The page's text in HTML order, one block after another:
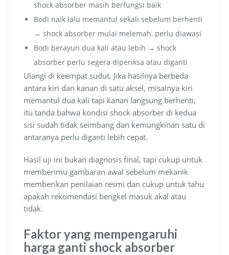
shock absorber masih berfungsi baik
Bodi naik lalu memantul sekali sebelum berhenti
→ shock absorber mulai melemah, perlu diawasi
Bodi berayun dua kali atau lebih → shock
absorber perlu segera diperiksa atau diganti
Ulangi di keempat sudut. Jika hasilnya berbeda
antara kiri dan kanan di satu aksel, misalnya kiri
memantul dua kali tapi kanan langsung berhenti,
itu tanda bahwa kondisi shock absorber di kedua
sisi sudah tidak seimbang dan kemungkinan satu di
antaranya perlu diganti lebih cepat.
Hasil uji ini bukan diagnosis final, tapi cukup untuk
memberimu gambaran awal sebelum mekanik
memberikan penilaian resmi dan cukup untuk tahu
apakah rekomendasi bengkel masuk akal atau
tidak.
Faktor yang mempengaruhi
harga ganti shock absorber